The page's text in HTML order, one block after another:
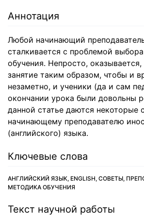
Аннотация
Любой начинающий
сталкивается с проблемой
обучения. Непросто, оказывается,
занятие таким образом, чтобы и
незаметно, и ученики (да и сам
окончании урока были довольны
данной статье даются некоторые
начинающему преподавателю
(английского) языка.
Ключевые слова
АНГЛИЙСКИЙ ЯЗЫК, ENGLISH, СОВЕТЫ,
МЕТОДИКА ОБУЧЕНИЯ
Текст научной работы